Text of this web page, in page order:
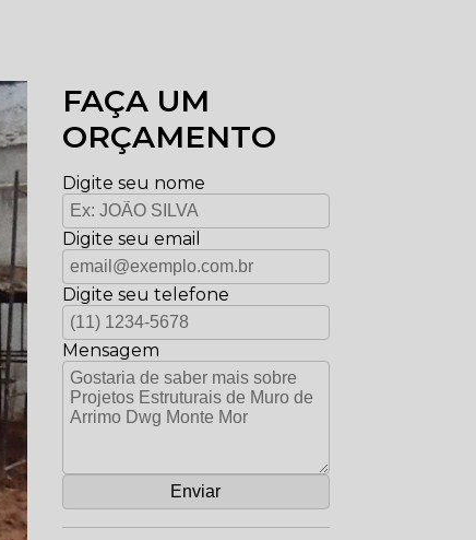
FAÇA UM
ORÇAMENTO
Digite seu nome
Digite seu email
Digite seu telefone
Mensagem